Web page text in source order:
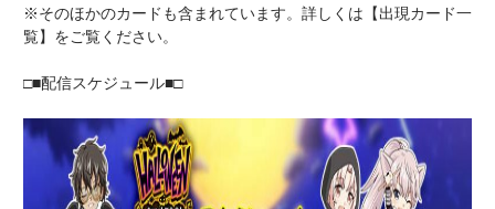
※そのほかのカードも含まれています。詳しくは【出現カード一
覧】をご覧ください。
□■配信スケジュール■□